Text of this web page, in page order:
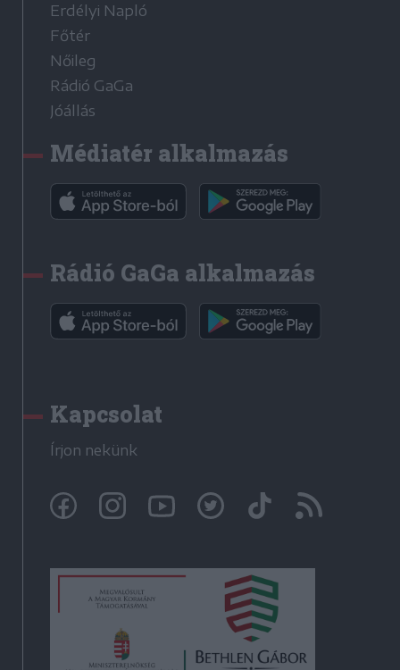
Erdélyi Napló
Főtér
Nőileg
Rádió GaGa
Jóállás
Médiatér alkalmazás
Rádió GaGa alkalmazás
Kapcsolat
Írjon nekünk